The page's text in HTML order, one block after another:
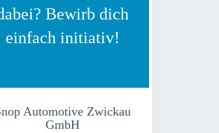
Bewirb dich
einfach initiativ!
Automotive Zwickau
GmbH